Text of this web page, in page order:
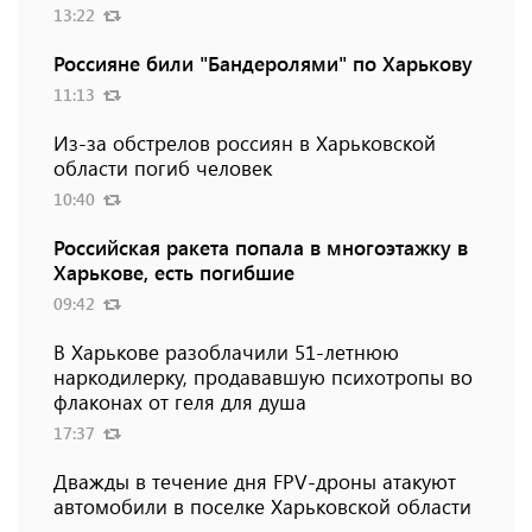
13:22
Россияне били "Бандеролями" по Харькову
11:13
Из-за обстрелов россиян в Харьковской
области погиб человек
10:40
Российская ракета попала в многоэтажку в
Харькове, есть погибшие
09:42
В Харькове разоблачили 51-летнюю
наркодилерку, продававшую психотропы во
флаконах от геля для душа
17:37
Дважды в течение дня FPV-дроны атакуют
автомобили в поселке Харьковской области